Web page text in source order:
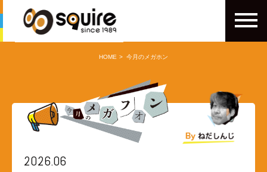
HOME 今月のメガホン
2026.06